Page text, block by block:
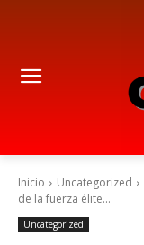
Inicio Uncategorized
de la fuerza élite...
Uncategorized